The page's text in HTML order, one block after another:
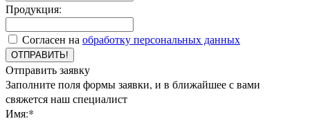
Продукция:
Согласен на обработку персональных данных
ОТПРАВИТЬ!
Отправить заявку
Заполните поля формы заявки, и в ближайшее с вами
свяжется наш специалист
Имя:*